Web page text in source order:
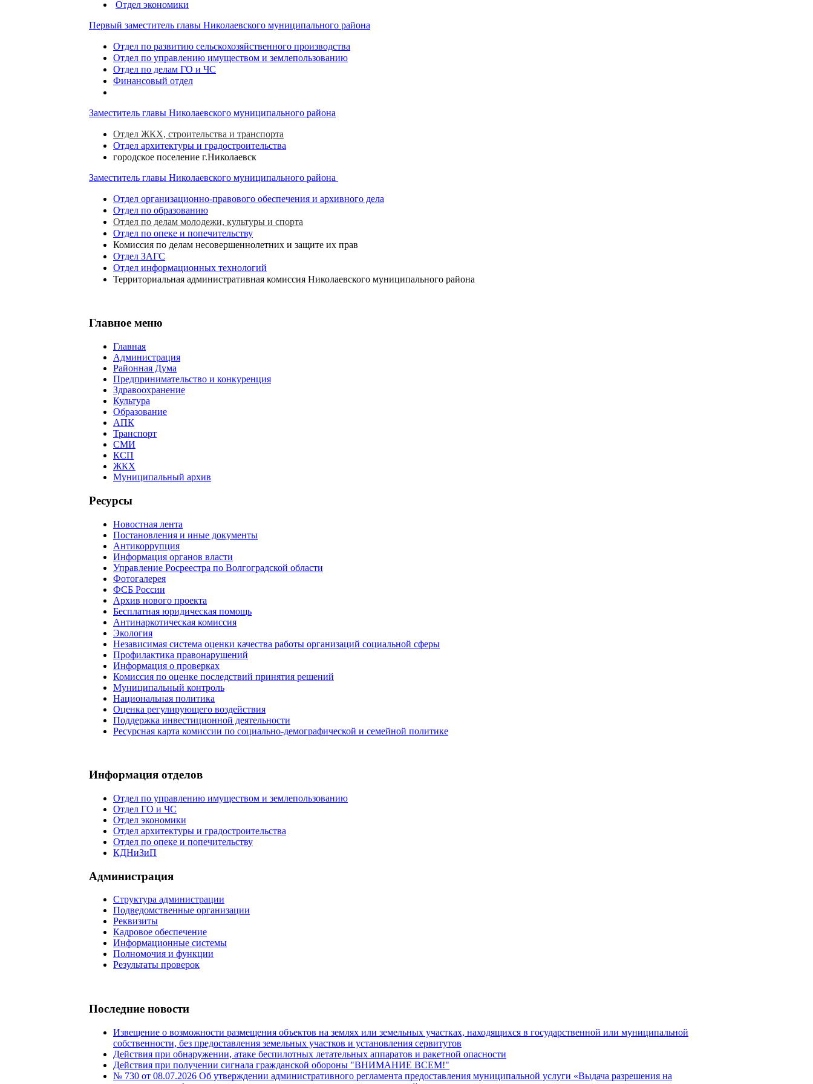
Отдел экономики
Первый заместитель главы Николаевского муниципального района
Отдел по развитию сельскохозяйственного производства
Отдел по управлению имуществом и землепользованию
Отдел по делам ГО и ЧС
Финансовый отдел
Заместитель главы Николаевского муниципального района
Отдел ЖКХ, строительства и транспорта
Отдел архитектуры и градостроительства
городское поселение г.Николаевск
Заместитель главы Николаевского муниципального района
Отдел организационно-правового обеспечения и архивного дела
Отдел по образованию
Отдел по делам молодежи, культуры и спорта
Отдел по опеке и попечительству
Комиссия по делам несовершеннолетних и защите их прав
Отдел ЗАГС
Отдел информационных технологий
Территориальная административная комиссия Николаевского муниципального района
Главное меню
Главная
Администрация
Районная Дума
Предпринимательство и конкуренция
Здравоохранение
Культура
Образование
АПК
Транспорт
СМИ
КСП
ЖКХ
Муниципальный архив
Ресурсы
Новостная лента
Постановления и иные документы
Антикоррупция
Информация органов власти
Управление Росреестра по Волгоградской области
Фотогалерея
ФСБ России
Архив нового проекта
Бесплатная юридическая помощь
Антинаркотическая комиссия
Экология
Независимая система оценки качества работы организаций социальной сферы
Профилактика правонарушений
Информация о проверках
Комиссия по оценке последствий принятия решений
Муниципальный контроль
Национальная политика
Оценка регулирующего воздействия
Поддержка инвестиционной деятельности
Ресурсная карта комиссии по социально-демографической и семейной политике
Информация отделов
Отдел по управлению имуществом и землепользованию
Отдел ГО и ЧС
Отдел экономики
Отдел архитектуры и градостроительства
Отдел по опеке и попечительству
КДНиЗиП
Администрация
Структура администрации
Подведомственные организации
Реквизиты
Кадровое обеспечение
Информационные системы
Полномочия и функции
Результаты проверок
Последние новости
Извещение о возможности размещения объектов на землях или земельных участках, находящихся в государственной или муниципальной
собственности, без предоставления земельных участков и установления сервитутов
Действия при обнаружении, атаке беспилотных летательных аппаратов и ракетной опасности
Действия при получении сигнала гражданской обороны "ВНИМАНИЕ ВСЕМ!"
№ 730 от 08.07.2026 Об утверждении административного регламента предоставления муниципальной услуги «Выдача разрешения на